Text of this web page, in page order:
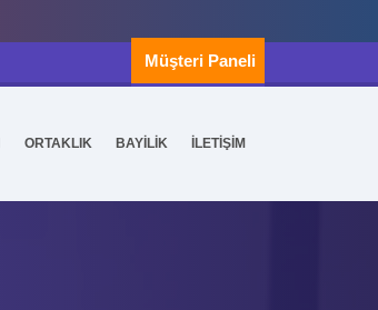
Müşteri Paneli
ORTAKLIK BAYİLİK İLETİŞİM